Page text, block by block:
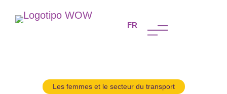
FR
PL
Les femmes et le secteur du transport